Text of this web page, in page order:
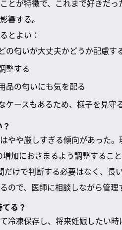
とが特徴で、これまで好きだ
響する。
とよい：
の匂いが大丈夫かどうか配慮す
整する
品の匂いにも気を配る
ケースもあるため、様子を見守
やや厳しすぎる傾向があった
加におさまるよう調整すること
けで判断する必要はなく、長
で、医師に相談しながら管理
る？
冷凍保存し、将来妊娠したい時